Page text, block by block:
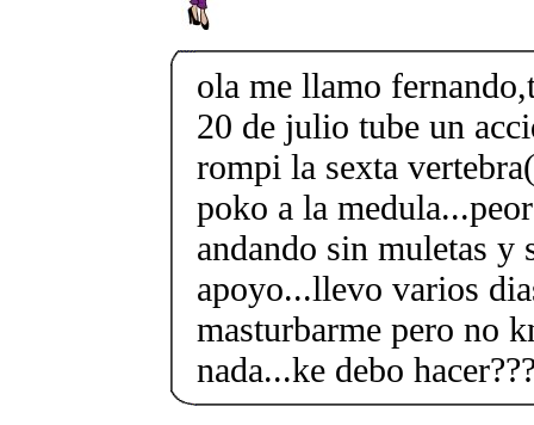
ola me llamo
20 de julio tube un
rompi la sexta
poko a la
andando sin muletas y
apoyo...llevo varios
masturbarme pero no
nada...ke debo